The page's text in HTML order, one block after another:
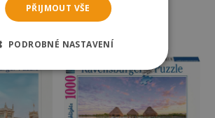
zítra
Odešleme
PŘIJMOUT VŠE
PODROBNÉ NASTAVENÍ